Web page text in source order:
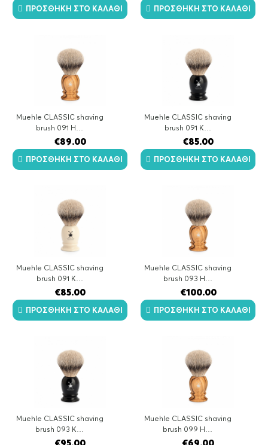
ΠΡΟΣΘΉΚΗ ΣΤΟ ΚΑΛΆΘΙ ΠΡΟΣΘΉΚΗ ΣΤΟ ΚΑΛΆΘΙ
Muehle CLASSIC shaving
brush 091 H…
€89.00
ΠΡΟΣΘΉΚΗ ΣΤΟ ΚΑΛΆΘΙ
Muehle CLASSIC shaving
brush 091 K…
€85.00
ΠΡΟΣΘΉΚΗ ΣΤΟ ΚΑΛΆΘΙ
Muehle CLASSIC shaving
brush 091 K…
€85.00
ΠΡΟΣΘΉΚΗ ΣΤΟ ΚΑΛΆΘΙ
Muehle CLASSIC shaving
brush 093 H…
€100.00
ΠΡΟΣΘΉΚΗ ΣΤΟ ΚΑΛΆΘΙ
Muehle CLASSIC shaving
brush 093 K…
Muehle CLASSIC shaving
brush 099 H…